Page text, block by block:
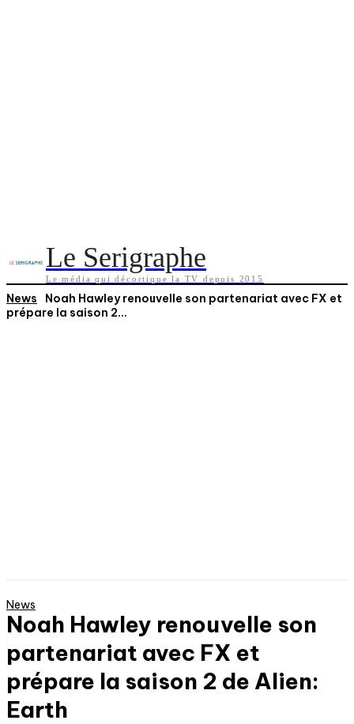
Le Serigraphe
Le média qui décortique la TV depuis 2015
News
Noah Hawley renouvelle son partenariat avec FX et
prépare la saison 2...
News
Noah Hawley renouvelle son
partenariat avec FX et
prépare la saison 2 de Alien:
Earth